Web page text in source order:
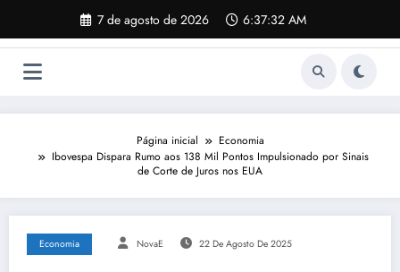
o
7 de agosto de 2026 6:37:33 AM
Página inicial
Economia
Ibovespa Dispara Rumo aos 138 Mil Pontos Impulsionado por Sinais
de Corte de Juros nos EUA
Economia NovaE 22 De Agosto De 2025